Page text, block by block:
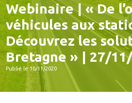
Webinaire | « De
véhicules aux
Découvrez les
Bretagne » | 27/
Publié le 10/11/2020